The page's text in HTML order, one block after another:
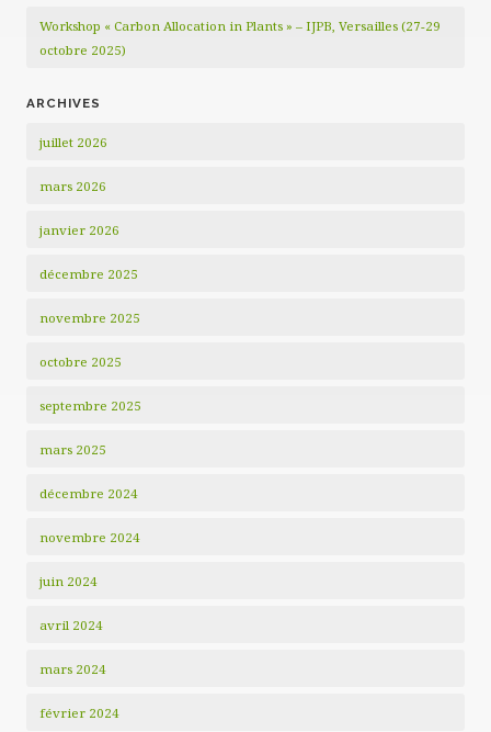
Workshop « Carbon Allocation in Plants » – IJPB, Versailles (27-29
octobre 2025)
ARCHIVES
juillet 2026
mars 2026
janvier 2026
décembre 2025
novembre 2025
octobre 2025
septembre 2025
mars 2025
décembre 2024
novembre 2024
juin 2024
avril 2024
mars 2024
février 2024